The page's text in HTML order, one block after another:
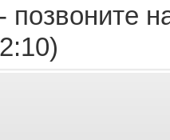
- позвоните